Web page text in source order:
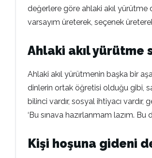
değerlere göre ahlaki akıl yürütme
varsayım üreterek, seçenek
Ahlaki akıl yürütme
Ahlaki akıl yürütmenin başka bir
dinlerin ortak öğretisi olduğu gibi,
bilinci vardır, sosyal ihtiyacı
‘Bu sınava hazırlanmam lazım.
Kişi hoşuna gideni